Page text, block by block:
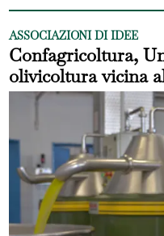
ASSOCIAZIONI DI IDEE
Confagricoltura,
olivicoltura vicina